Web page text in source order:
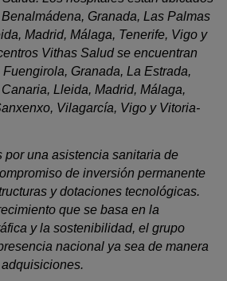
Granada, Las Palmas
Madrid, Málaga, Tenerife, Vigo y
Vithas Salud se encuentran
Granada, La Estrada,
Lleida, Madrid, Málaga,
Vilagarcía, Vigo y Vitoria-
por una asistencia sanitaria de
de inversión permanente
y dotaciones tecnológicas.
que se basa en la
y la sostenibilidad, el grupo
nacional ya sea de manera